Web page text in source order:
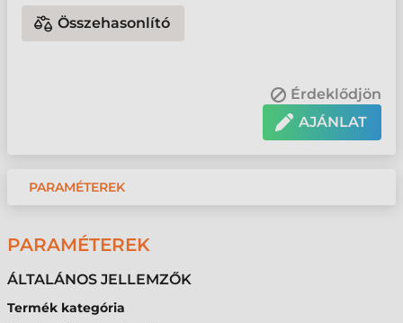
Összehasonlító
Érdeklődjön
AJÁNLAT
PARAMÉTEREK
PARAMÉTEREK
ÁLTALÁNOS JELLEMZŐK
Termék kategória